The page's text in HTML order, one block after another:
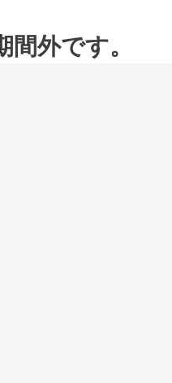
外です。